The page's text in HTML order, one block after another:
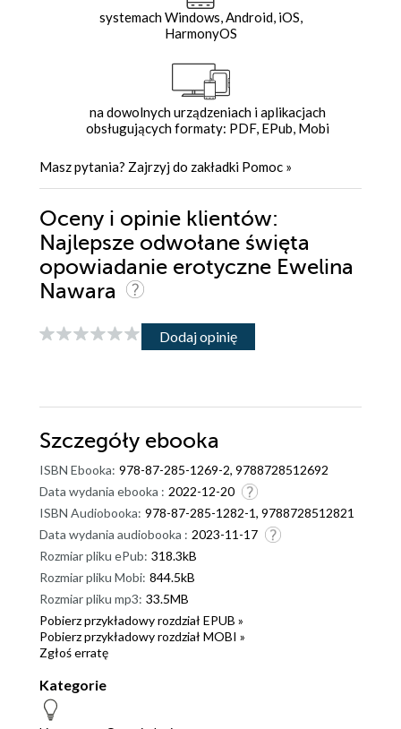
systemach Windows, Android, iOS,
HarmonyOS
na dowolnych urządzeniach i aplikacjach
obsługujących formaty: PDF, EPub, Mobi
Masz pytania? Zajrzyj do zakładki Pomoc »
Oceny i opinie klientów:
Najlepsze odwołane święta
opowiadanie erotyczne Ewelina
Nawara
Dodaj opinię
Szczegóły ebooka
ISBN Ebooka: 978-87-285-1269-2, 9788728512692
Data wydania ebooka : 2022-12-20
ISBN Audiobooka: 978-87-285-1282-1, 9788728512821
Data wydania audiobooka : 2023-11-17
Rozmiar pliku ePub: 318.3kB
Rozmiar pliku Mobi: 844.5kB
Rozmiar pliku mp3: 33.5MB
Pobierz przykładowy rozdział EPUB »
Pobierz przykładowy rozdział MOBI »
Zgłoś erratę
Kategorie